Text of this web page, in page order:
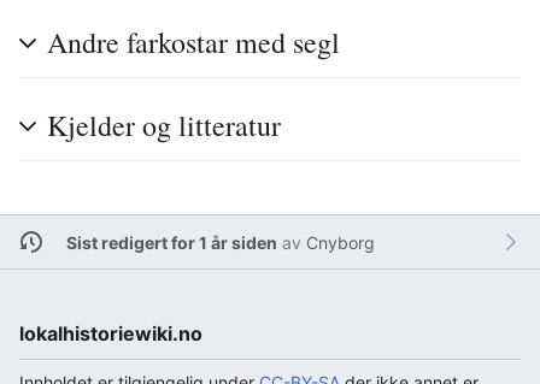
Andre farkostar med segl
Kjelder og litteratur
Sist redigert for 1 år siden av Cnyborg
lokalhistoriewiki.no